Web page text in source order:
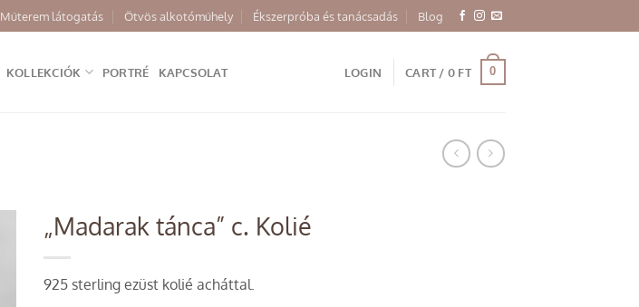
Műterem látogatás Ötvös alkotóműhely Ékszerpróba és tanácsadás Blog
KOLLEKCIÓK PORTRÉ KAPCSOLAT LOGIN CART / 0 FT 0
„Madarak tánca” c. Kolié
925 sterling ezüst kolié acháttal.